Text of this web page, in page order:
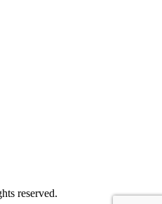
reserved.